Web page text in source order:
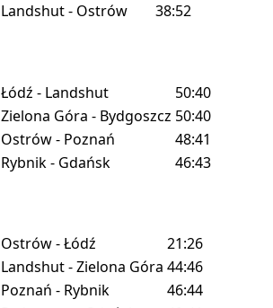
Landshut - Ostrów 38:52
Łódź - Landshut
50:40
Zielona Góra - Bydgoszcz 50:40
Ostrów - Poznań
48:41
Rybnik - Gdańsk 46:43
Ostrów - Łódź
21:26
Landshut - Zielona Góra 44:46
Poznań - Rybnik
46:44